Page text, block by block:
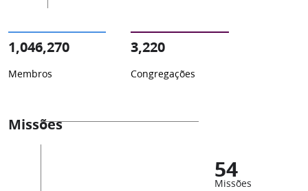
1,046,270
Membros
3,220
Congregações
Missões
54
Missões